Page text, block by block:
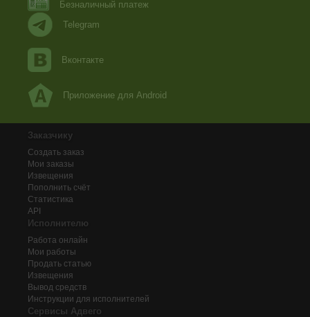
Безналичный платеж
Telegram
Вконтакте
Приложение для Android
Заказчику
Создать заказ
Мои заказы
Извещения
Пополнить счёт
Статистика
API
Исполнителю
Работа онлайн
Мои работы
Продать статью
Извещения
Вывод средств
Инструкции для исполнителей
Сервисы Адвего